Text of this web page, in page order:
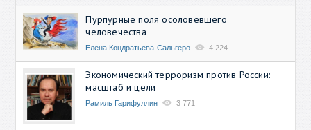
Пурпурные поля осоловевшего
человечества
Елена Кондратьева-Сальгеро 4 224
Экономический терроризм против России:
масштаб и цели
Рамиль Гарифуллин 3 771